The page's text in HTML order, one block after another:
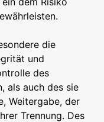
die
und
des
als auch des sie
Weitergabe, der
Trennung. Des